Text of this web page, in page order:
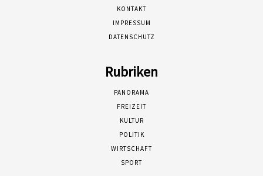
KONTAKT
IMPRESSUM
DATENSCHUTZ
Rubriken
PANORAMA
FREIZEIT
KULTUR
POLITIK
WIRTSCHAFT
SPORT